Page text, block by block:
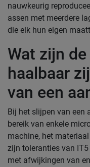
nauwkeurig
assen met meerdere
die elk hun eigen
Wat zijn
haalbaar
van een
Bij het slijpen van
bereik van enkele
machine, het
zijn toleranties van
met afwijkingen van